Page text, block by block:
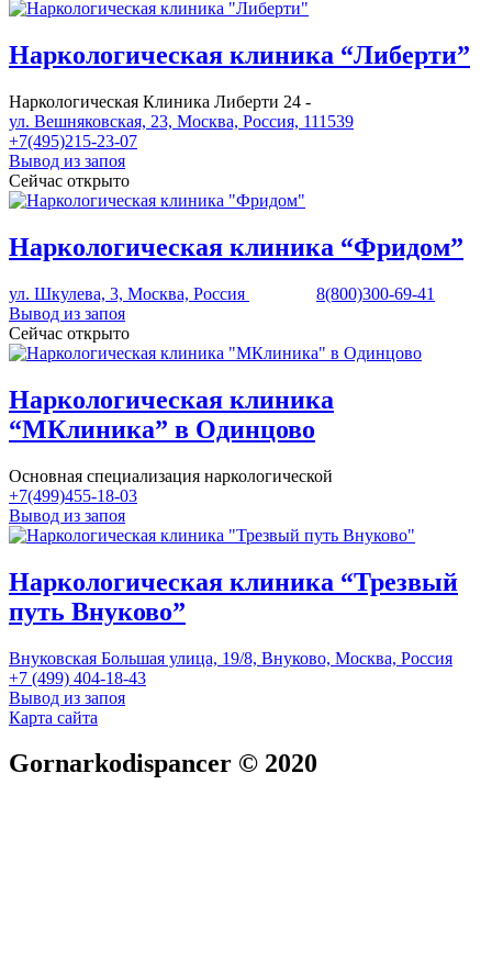
Наркологическая клиника “Либерти”
Наркологическая Клиника Либерти 24 -
ул. Вешняковская, 23, Москва, Россия, 111539
+7(495)215-23-07
Вывод из запоя
Сейчас открыто
Наркологическая клиника “Фридом”
ул. Шкулева, 3, Москва, Россия
8(800)300-69-41
Вывод из запоя
Сейчас открыто
Наркологическая клиника
“МКлиника” в Одинцово
Основная специализация наркологической
+7(499)455-18-03
Вывод из запоя
Наркологическая клиника “Трезвый
путь Внуково”
Внуковская Большая улица, 19/8, Внуково, Москва, Россия
+7 (499) 404-18-43
Вывод из запоя
Карта сайта
Gornarkodispancer © 2020